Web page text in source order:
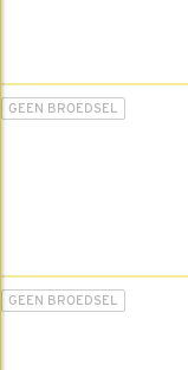
GEEN BROEDSEL
GEEN BROEDSEL